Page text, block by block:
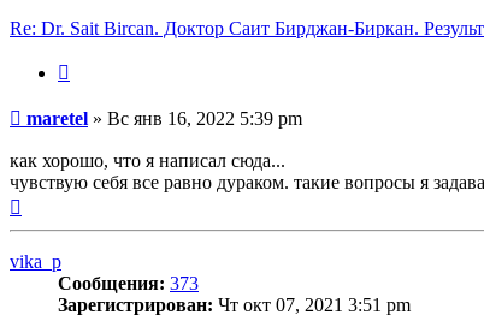
Re: Dr. Sait Bircan. Доктор Саит Бирджан-Биркан.
Сообщение
maretel » Вс янв 16, 2022 5:39 pm
как хорошо, что я написал сюда...
чувствую себя все равно дураком. такие вопросы я
vika_p
Сообщения: 373
Зарегистрирован: Чт окт 07, 2021 3:51 pm